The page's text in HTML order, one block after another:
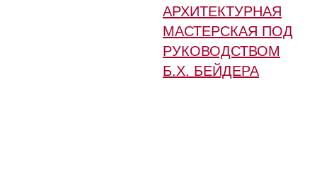
АРХИТЕКТУРНАЯ
МАСТЕРСКАЯ ПОД
РУКОВОДСТВОМ
Б.Х. БЕЙДЕРА